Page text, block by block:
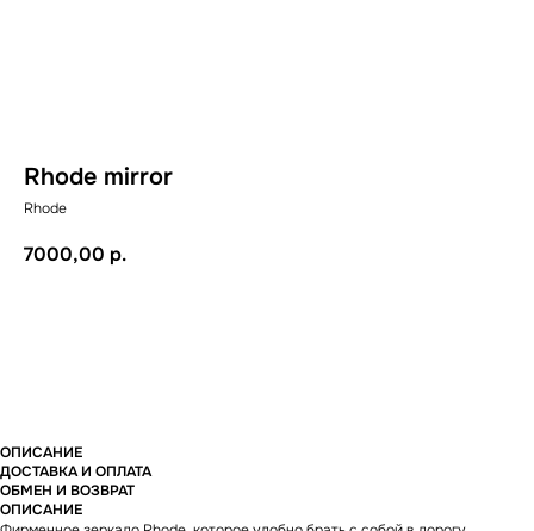
Rhode mirror
Rhode
7000,00 р.
ОПИСАНИЕ
ДОСТАВКА И ОПЛАТА
ОБМЕН И ВОЗВРАТ
ОПИСАНИЕ